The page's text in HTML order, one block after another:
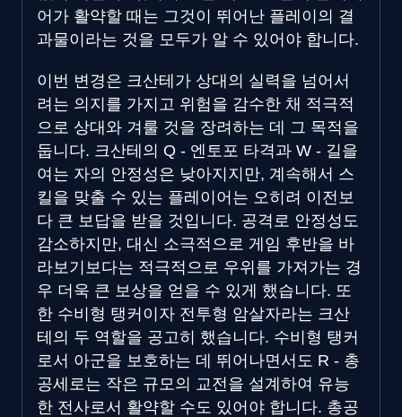
어가 활약할 때는 그것이 뛰어난 플레이의 결
과물이라는 것을 모두가 알 수 있어야 합니다.
이번 변경은 크산테가 상대의 실력을 넘어서
려는 의지를 가지고 위험을 감수한 채 적극적
으로 상대와 겨룰 것을 장려하는 데 그 목적을
둡니다. 크산테의 Q - 엔토포 타격과 W - 길을
여는 자의 안정성은 낮아지지만, 계속해서 스
킬을 맞출 수 있는 플레이어는 오히려 이전보
다 큰 보답을 받을 것입니다. 공격로 안정성도
감소하지만, 대신 소극적으로 게임 후반을 바
라보기보다는 적극적으로 우위를 가져가는 경
우 더욱 큰 보상을 얻을 수 있게 했습니다. 또
한 수비형 탱커이자 전투형 암살자라는 크산
테의 두 역할을 공고히 했습니다. 수비형 탱커
로서 아군을 보호하는 데 뛰어나면서도 R - 총
공세로는 작은 규모의 교전을 설계하여 유능
한 전사로서 활약할 수도 있어야 합니다. 총공